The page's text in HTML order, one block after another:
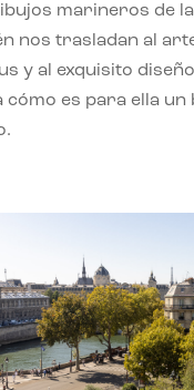
marineros de
nos trasladan al
y al exquisito
cómo es para ella un